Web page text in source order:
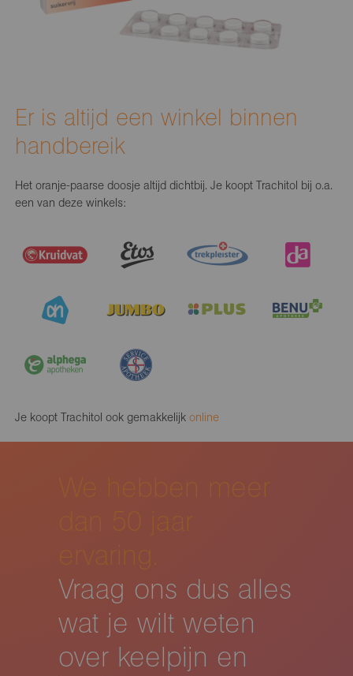
Er is altijd een winkel binnen
handbereik
Het oranje-paarse doosje altijd dichtbij. Je koopt Trachitol bij o.a.
een van deze winkels:
Je koopt Trachitol ook gemakkelijk online
Vraag ons dus alles
wat je wilt weten
over keelpijn en